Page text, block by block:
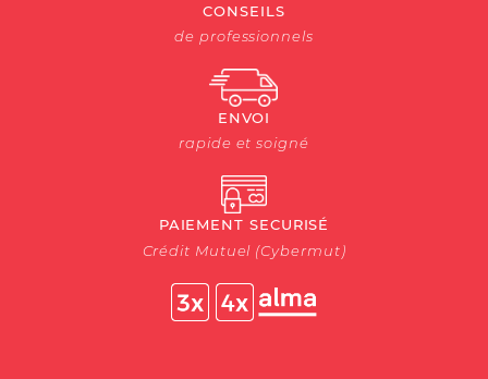
CONSEILS
de professionnels
ENVOI
rapide et soigné
PAIEMENT SECURISÉ
Crédit Mutuel (Cybermut)